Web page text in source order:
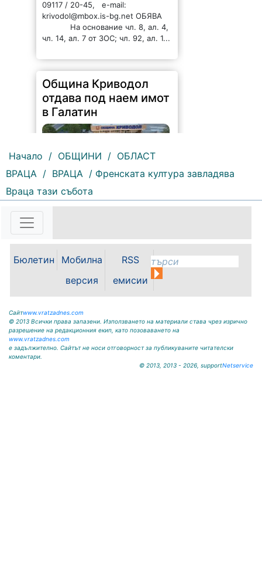
чл. 14, ал. 7 от ЗОС; чл. 92, ал. 1...
в Галатин
117 | 2026-08-07 11:27:20
ОБЩИНА КРИВОДОЛ ОБЛАСТ
ВРАЦА 3060 гр. Криводол,
ул.”Освобождение”№ 13, тел.
krivodol@dir.bg ОБЯВА На
основание чл. 8, ал. 4, чл. 14, ал.
7 от ЗОС; чл. 92, ал. 1...
Начало / ОБЩИНИ / ОБЛАСТ
ВРАЦА / ВРАЦА / Френската култура завладява
Враца тази събота
Бюлетин
Мобилна
версия
RSS
емисии
Сайтwww.vratzadnes.com
© 2013 Всички права запазени. Използването на материали става чрез изрично
разрешение на редакционния екип, като позоваването на
www.vratzadnes.com
е задължително. Сайтът не носи отговорност за публикуваните читателски
коментари.
© 2013, 2013 - 2026, supportNetservice